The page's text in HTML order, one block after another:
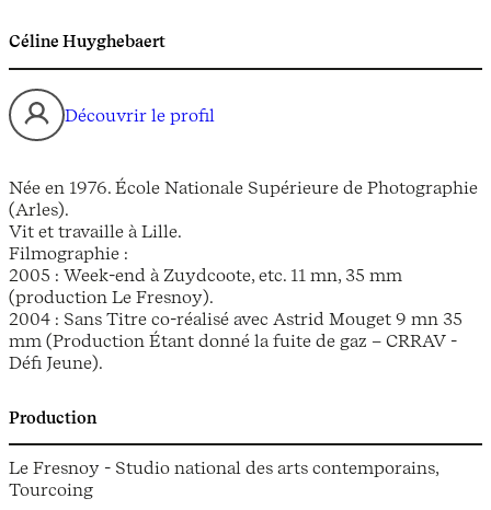
Céline Huyghebaert
Découvrir le profil
Née en 1976. École Nationale Supérieure de Photographie
(Arles).
Vit et travaille à Lille.
Filmographie :
2005 : Week-end à Zuydcoote, etc. 11 mn, 35 mm
(production Le Fresnoy).
2004 : Sans Titre co-réalisé avec Astrid Mouget 9 mn 35
mm (Production Étant donné la fuite de gaz – CRRAV -
Défi Jeune).
Production
Le Fresnoy - Studio national des arts contemporains,
Tourcoing